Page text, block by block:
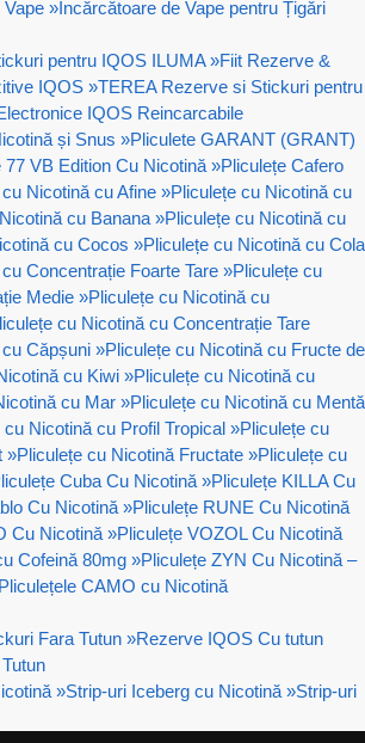
Vape »Încărcătoare de Vape pentru Țigări
pentru IQOS ILUMA »Fiit Rezerve &
IQOS »TEREA Rezerve si Stickuri pentru
IQOS Reincarcabile
și Snus »Pliculete GARANT (GRANT)
77 VB Edition Cu Nicotină »Pliculețe Cafero
Nicotină cu Afine »Pliculețe cu Nicotină cu
cu Banana »Pliculețe cu Nicotină cu
cu Cocos »Pliculețe cu Nicotină cu Cola
Concentrație Foarte Tare »Pliculețe cu
Medie »Pliculețe cu Nicotină cu
cu Nicotină cu Concentrație Tare
Căpșuni »Pliculețe cu Nicotină cu Fructe de
cu Kiwi »Pliculețe cu Nicotină cu
cu Mar »Pliculețe cu Nicotină cu Mentă
cu Nicotină cu Profil Tropical »Pliculețe cu
»Pliculețe cu Nicotină Fructate »Pliculețe cu
Cuba Cu Nicotină »Pliculețe KILLA Cu
Cu Nicotină »Pliculețe RUNE Cu Nicotină
Cu Nicotină »Pliculețe VOZOL Cu Nicotină
Cofeină 80mg »Pliculețe ZYN Cu Nicotină –
Pliculețele CAMO cu Nicotină
Fara Tutun »Rezerve IQOS Cu tutun
»Strip-uri Iceberg cu Nicotină »Strip-uri